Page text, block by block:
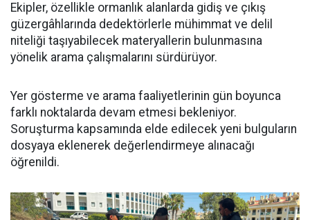
Ekipler, özellikle ormanlık alanlarda gidiş ve çıkış
güzergâhlarında dedektörlerle mühimmat ve delil
niteliği taşıyabilecek materyallerin bulunmasına
yönelik arama çalışmalarını sürdürüyor.
Yer gösterme ve arama faaliyetlerinin gün boyunca
farklı noktalarda devam etmesi bekleniyor.
Soruşturma kapsamında elde edilecek yeni bulguların
dosyaya eklenerek değerlendirmeye alınacağı
öğrenildi.